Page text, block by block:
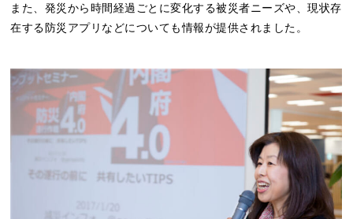
また、発災から時間経過ごとに変化する被災者ニーズや、現状存
在する防災アプリなどについても情報が提供されました。